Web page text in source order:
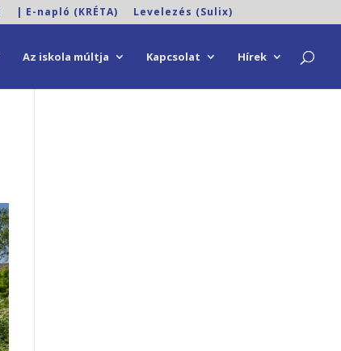
| E-napló (KRÉTA) Levelezés (Sulix)
Az iskola múltja Kapcsolat Hírek